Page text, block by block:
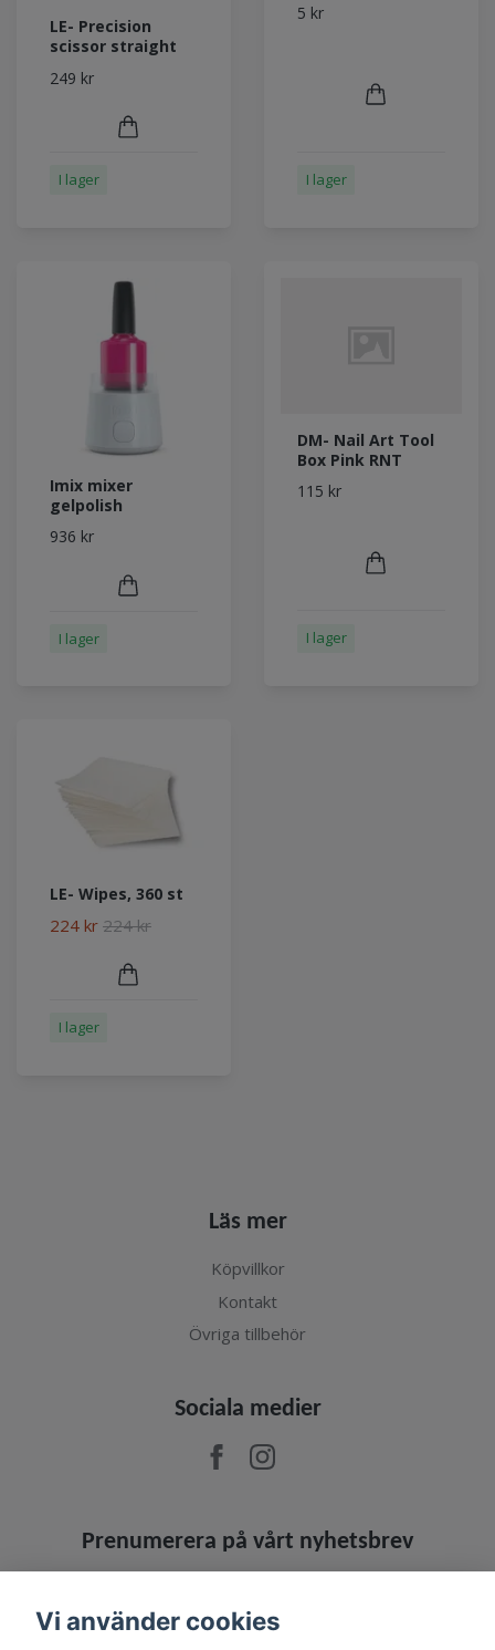
LE- Precision
scissor straight
249 kr
I lager
5 kr
I lager
Imix mixer
gelpolish
936 kr
I lager
DM- Nail Art Tool
Box Pink RNT
115 kr
I lager
LE- Wipes, 360 st
224 kr 224 kr
I lager
Läs mer
Köpvillkor
Kontakt
Övriga tillbehör
Sociala medier
Prenumerera på vårt nyhetsbrev
Vi använder cookies